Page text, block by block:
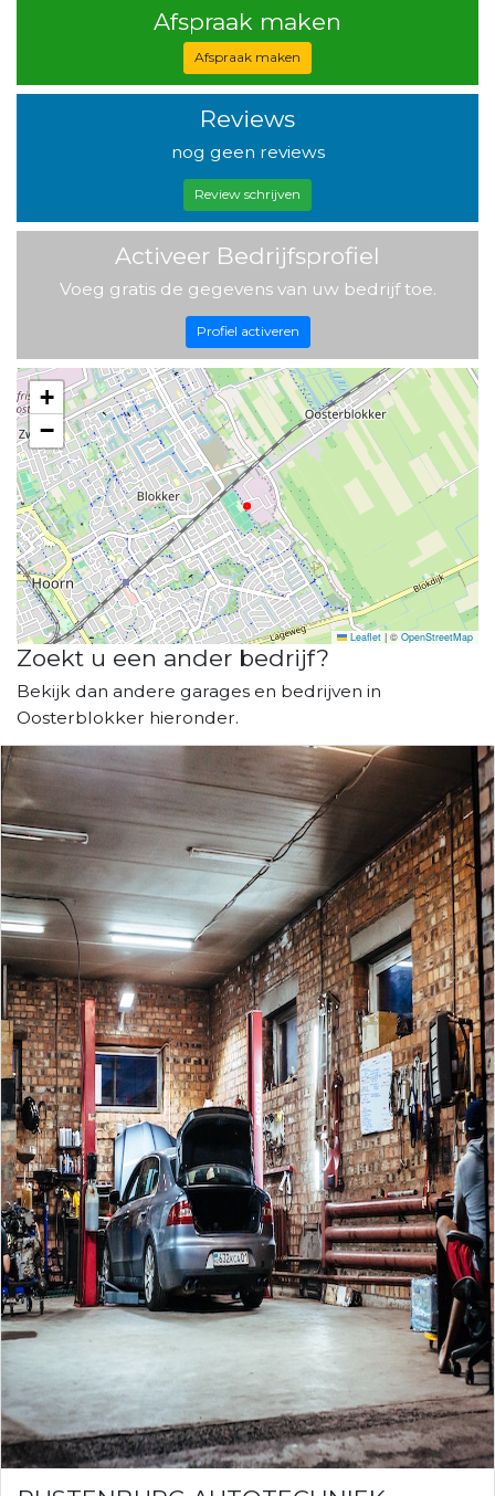
Afspraak maken
Afspraak maken
Reviews
nog geen reviews
Review schrijven
Activeer Bedrijfsprofiel
Voeg gratis de gegevens van uw bedrijf toe.
Profiel activeren
+
−
Leaflet | © OpenStreetMap
Zoekt u een ander bedrijf?
Bekijk dan andere garages en bedrijven in
Oosterblokker hieronder.